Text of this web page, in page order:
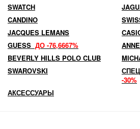
SWATCH
CANDINO
JACQUES LEMANS
GUESS ДО -76,6667%
BEVERLY HILLS POLO CLUB
SWAROVSKI
-30%
АКСЕССУАРЫ